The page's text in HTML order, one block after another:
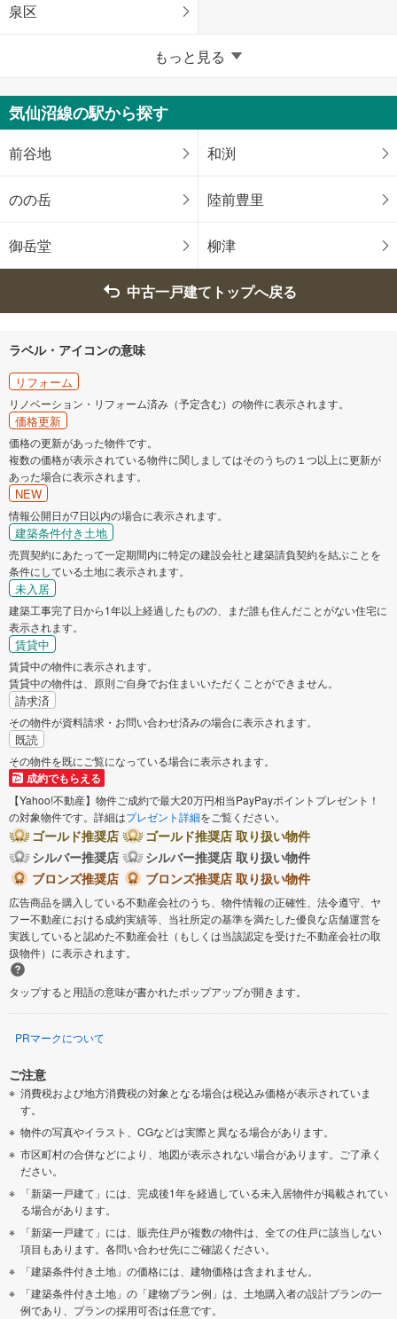
泉区
宮城県のそのほかの地域
石巻市 塩竈市
気仙沼市 白石市
名取市 角田市
多賀城市 岩沼市
栗原市
富谷市
柴田郡大河原町
柴田郡柴田町 柴田郡川崎町
亘理郡亘理町 亘理郡山元町
宮城郡松島町 宮城郡七ヶ浜町
宮城郡利府町 黒川郡大和町
黒川郡大郷町
加美郡加美町
遠田郡美里町
もっと見る
気仙沼線の駅から探す
前谷地 和渕
のの岳 陸前豊里
御岳堂 柳津
中古一戸建てトップへ戻る
ラベル・アイコンの意味
リフォーム
リノベーション・リフォーム済み（予定含む）の物件に表示されます。
価格更新
価格の更新があった物件です。
複数の価格が表示されている物件に関しましてはそのうちの１つ以上に更新が
あった場合に表示されます。
NEW
情報公開日が7日以内の場合に表示されます。
建築条件付き土地
売買契約にあたって一定期間内に特定の建設会社と建築請負契約を結ぶことを
条件にしている土地に表示されます。
未入居
建築工事完了日から1年以上経過したものの、まだ誰も住んだことがない住宅に
表示されます。
賃貸中
賃貸中の物件に表示されます。
賃貸中の物件は、原則ご自身でお住まいいただくことができません。
請求済
その物件が資料請求・お問い合わせ済みの場合に表示されます。
既読
その物件を既にご覧になっている場合に表示されます。
成約でもらえる
【Yahoo!不動産】物件ご成約で最大20万円相当PayPayポイントプレゼント！
の対象物件です。詳細はプレゼント詳細をご覧ください。
ゴールド推奨店
ゴールド推奨店 取り扱い物件
シルバー推奨店
シルバー推奨店 取り扱い物件
ブロンズ推奨店
ブロンズ推奨店 取り扱い物件
広告商品を購入している不動産会社のうち、物件情報の正確性、法令遵守、ヤ
フー不動産における成約実績等、当社所定の基準を満たした優良な店舗運営を
実践していると認めた不動産会社（もしくは当該認定を受けた不動産会社の取
扱物件）に表示されます。
タップすると用語の意味が書かれたポップアップが開きます。
PRマークについて
ご注意
消費税および地方消費税の対象となる場合は税込み価格が表示されていま
す。
物件の写真やイラスト、CGなどは実際と異なる場合があります。
市区町村の合併などにより、地図が表示されない場合があります。ご了承く
ださい。
「新築一戸建て」には、完成後1年を経過している未入居物件が掲載されてい
る場合があります。
「新築一戸建て」には、販売住戸が複数の物件は、全ての住戸に該当しない
項目もあります。各問い合わせ先にご確認ください。
「建築条件付き土地」の価格には、建物価格は含まれません。
「建築条件付き土地」の「建物プラン例」は、土地購入者の設計プランの一
例であり、プランの採用可否は任意です。